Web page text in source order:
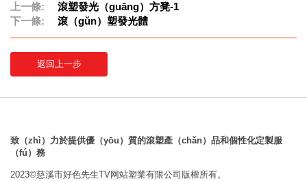
上一條:
滾塑發光（guāng）方凳-1
下一條:
滾（gǔn）塑發光體
返回上一步
致（zhì）力於提供優（yōu）質的滾塑產（chǎn）品和個性化定製服
（fú）務
2023©慈溪市好色先生TV网站塑業有限公司版權所有。